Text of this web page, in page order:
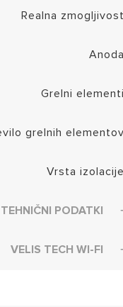
Realna zmogljivost
Anoda
Grelni elementi
grelnih elementov
Vrsta izolacije
TEHNIČNI PODATKI
VELIS TECH WI-FI